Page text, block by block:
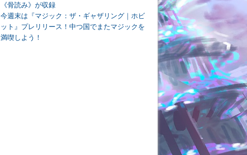
《骨読み》が収録
今週末は『マジック：ザ・ギャザリング｜ホビ
ット』プレリリース！中つ国でまたマジックを
満喫しよう！